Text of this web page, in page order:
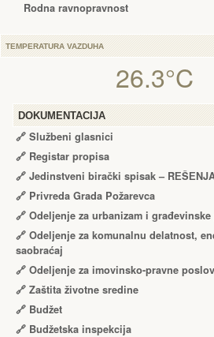
Rodna ravnopravnost
TEMPERATURA VAZDUHA
26.3°C
DOKUMENTACIJA
🔗 Službeni glasnici
🔗 Registar propisa
🔗 Jedinstveni birački spisak –
🔗 Privreda Grada Požarevca
🔗 Odeljenje za urbanizam i
🔗 Odeljenje za komunalnu delatnost,
saobraćaj
🔗 Odeljenje za imovinsko-pravne
🔗 Zaštita životne sredine
🔗 Budžet
🔗 Budžetska inspekcija